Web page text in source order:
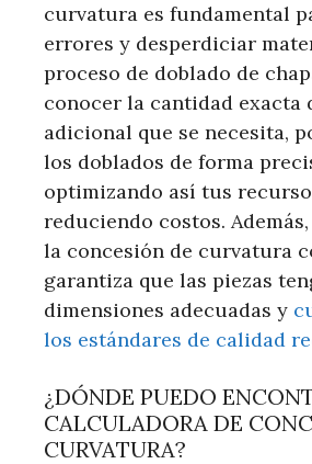
curvatura es fundamental
errores y desperdiciar
proceso de doblado de
conocer la cantidad exacta
adicional que se necesita,
los doblados de forma
optimizando así tus
reduciendo costos.
la concesión de curvatura
garantiza que las piezas
dimensiones adecuadas y
los estándares de calidad
¿DÓNDE PUEDO
CALCULADORA DE
CURVATURA?